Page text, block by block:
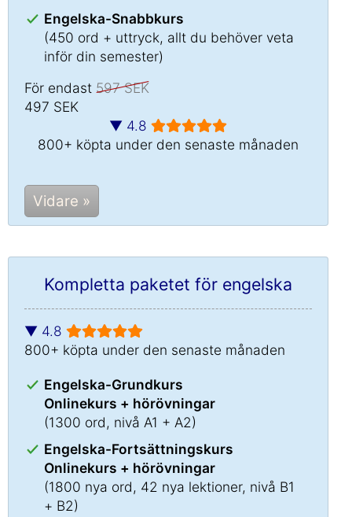
Engelska-Snabbkurs
(450 ord + uttryck, allt du behöver veta
inför din semester)
För endast 597 SEK
497 SEK
▼ 4.8
800+ köpta under den senaste månaden
Vidare »
Kompletta paketet för engelska
▼ 4.8
800+ köpta under den senaste månaden
Engelska-Grundkurs
Onlinekurs + hörövningar
(1300 ord, nivå A1 + A2)
Engelska-Fortsättningskurs
Onlinekurs + hörövningar
(1800 nya ord, 42 nya lektioner, nivå B1
+ B2)